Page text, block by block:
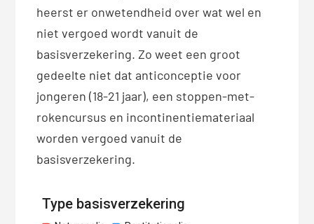
heerst er onwetendheid over wat wel en
niet vergoed wordt vanuit de
basisverzekering. Zo weet een groot
gedeelte niet dat anticonceptie voor
jongeren (18-21 jaar), een stoppen-met-
rokencursus en incontinentiemateriaal
worden vergoed vanuit de
basisverzekering.